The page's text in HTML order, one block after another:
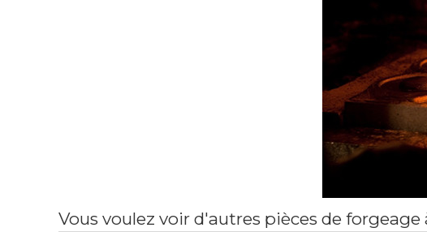
Vous voulez voir d'autres pièces de